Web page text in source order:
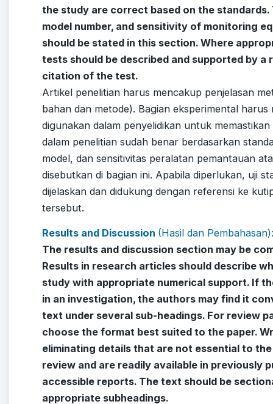
the study are correct based on the standards.
model number, and sensitivity of monitoring
should be stated in this section. Where
tests should be described and supported by
citation of the test.
Artikel penelitian harus mencakup penjelasan
bahan dan metode). Bagian eksperimental
digunakan dalam penyelidikan untuk
dalam penelitian sudah benar berdasarkan
model, dan sensitivitas peralatan pemantauan
disebutkan di bagian ini. Apabila diperlukan, uji
dijelaskan dan didukung dengan referensi ke
tersebut.
Results and Discussion (Hasil dan Pembahasan):
The results and discussion section may be
Results in research articles should describe
study with appropriate numerical support. If
in an investigation, the authors may find it
text under several sub-headings. For review
choose the format best suited to the paper.
eliminating details that are not essential to
review and are readily available in previously
accessible reports. The text should be
appropriate subheadings.